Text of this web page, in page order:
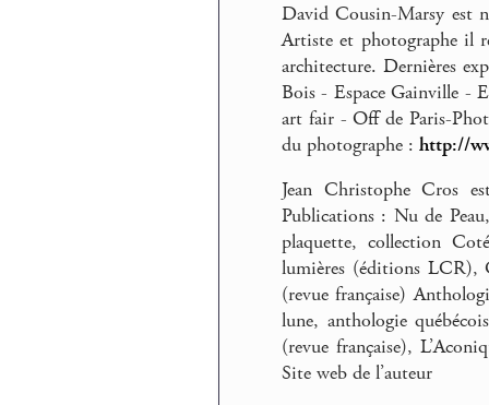
David Cousin-Marsy est
Artiste et photographe il
architecture. Dernières
Bois - Espace Gainville -
art fair - Off de Paris-
du photographe : http://
Jean Christophe Cros
Publications : Nu de
pla­quette, col­lec­tion
lumiè­res (éditions LCR),
(revue fran­çaise)
lune, antho­lo­gie
(revue fran­çaise),
Site web de l’auteur